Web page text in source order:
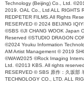
Technology (Beijing) Co., Ltd.
2019. OAL Co., Ltd ALL RIGHTS
REDPETER FILMS.All Rights
RESERVED © 2024 BEIJING
©SBS ©JI CHANG WOOK Japan
Reserved ©STUDIO DRAGON
©2024 Youku Information
AM Artist Management © 2019
©WAW2025 ©Rock Imaging
Ltd. ©2013 KBS. All rights
RESERVED © SBS 原作：久坂部
TECHNOLOGY CO., LTD. ALL